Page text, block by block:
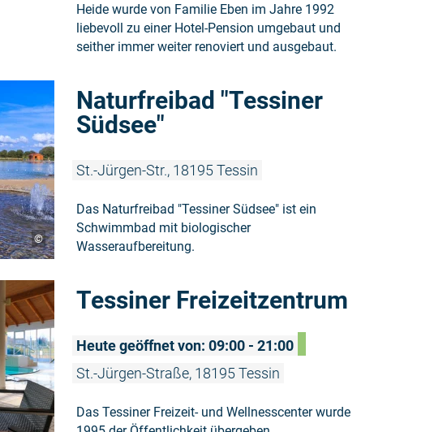
Heide wurde von Familie Eben im Jahre 1992
liebevoll zu einer Hotel-Pension umgebaut und
seither immer weiter renoviert und ausgebaut.
©
Naturfreibad "Tessiner
Südsee"
St.-Jürgen-Str., 18195 Tessin
Das Naturfreibad "Tessiner Südsee" ist ein
Schwimmbad mit biologischer
Wasseraufbereitung.
Tessiner Freizeitzentrum
Heute geöffnet von: 09:00 - 21:00
St.-Jürgen-Straße, 18195 Tessin
Das Tessiner Freizeit- und Wellnesscenter wurde